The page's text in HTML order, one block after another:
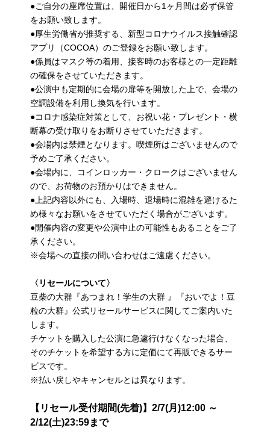
●ご自分の座席位置は、開催日から1ヶ月間は必ず保管
をお願い致します。
●厚生労働省が推奨する、新型コロナウイルス接触確認
アプリ（COCOA）のご登録をお願い致します。
●係員はマスク等の着用、接客時のお客様との一定距離
の確保をさせていただきます。
●公演中も定期的に会場の扉等を開放した上で、会場の
空調設備を利用し換気を行います。
●コロナ感染症対策として、お祝い花・プレゼント・横
断幕の受け取りをお断りさせていただきます。
●会場内は禁煙となります。喫煙所はございませんので
予めご了承ください。
●会場内に、コインロッカー・クロークはございません
ので、お荷物のお預かりはできません。
●上記内容以外にも、入場時、退場時に混雑を避けるた
め様々なお願いをさせていただく場合がございます。
●開催内容の変更や公演中止の可能性もあることをご了
承ください。
※会場への直接の問い合わせはご遠慮ください。
〈リセールについて〉
豆柴の大群『あつまれ！学生の大群 』『おいでよ！豆
粒の大群』公式リセールサービスに関してご案内いた
します。
チケットを購入した公演に急遽行けなくなった場合、
そのチケットを希望する方に定価にて再販できるサー
ビスです。
※払い戻しやキャンセルとは異なります。
【リセール受付期間(先着)】 2/7(月)12:00 ～
2/12(土)23:59まで